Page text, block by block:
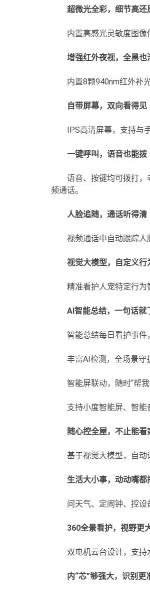
超微光全彩，细节高还
内置高感光灵敏度图像
增强红外夜视，全黑也
内置8颗940nm红外补
自带屏幕，双向看得见
IPS高清屏幕，支持与
一键呼叫，语音也能拨
语音、按键均可拨打
频通话。
人脸追随，通话听得清
视频通话中自动跟踪人
视觉大模型，自定义行
精准看护人宠特定行为
AI智能总结，一句话就
智能总结每日看护事件
丰富AI检测，全场景守
智能屏联动，随时“帮
支持小度智能屏、智能
随心控全屋，不止能看
基于视觉大模型，自动
生活大小事，动动嘴都
问天气、定闹钟、控设
360全景看护，视野更
双电机云台设计，支持
内“芯”够强大，识别更